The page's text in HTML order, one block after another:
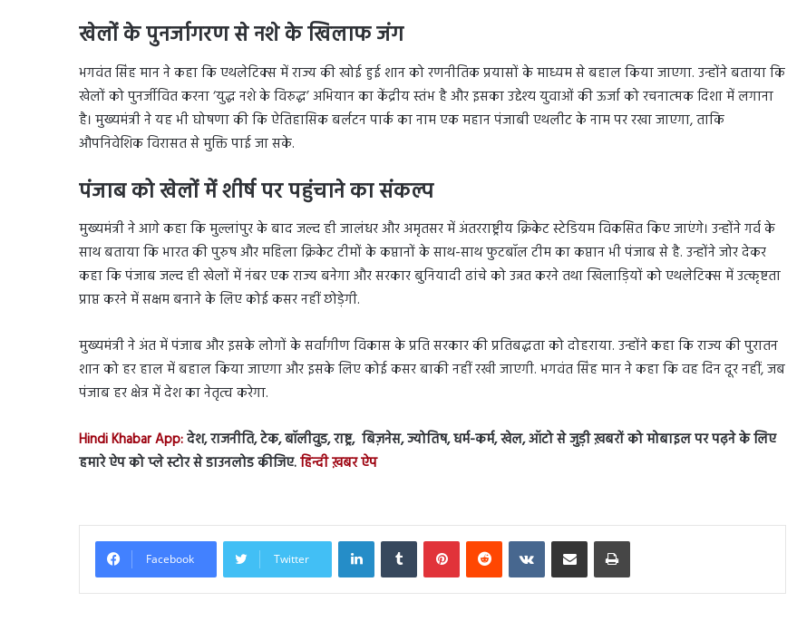
खेलों के पुनर्जागरण से नशे के खिलाफ जंग
भगवंत सिंह मान ने कहा कि एथलेटिक्स में राज्य की खोई हुई शान को रणनीतिक प्रयासों के माध्यम से बहाल किया जाएगा. उन्होंने बताया कि
खेलों को पुनर्जीवित करना ‘युद्ध नशे के विरुद्ध’ अभियान का केंद्रीय स्तंभ है और इसका उद्देश्य युवाओं की ऊर्जा को रचनात्मक दिशा में लगाना
है। मुख्यमंत्री ने यह भी घोषणा की कि ऐतिहासिक बर्लटन पार्क का नाम एक महान पंजाबी एथलीट के नाम पर रखा जाएगा, ताकि
औपनिवेशिक विरासत से मुक्ति पाई जा सके.
पंजाब को खेलों में शीर्ष पर पहुंचाने का संकल्प
मुख्यमंत्री ने आगे कहा कि मुल्लांपुर के बाद जल्द ही जालंधर और अमृतसर में अंतरराष्ट्रीय क्रिकेट स्टेडियम विकसित किए जाएंगे। उन्होंने गर्व के
साथ बताया कि भारत की पुरुष और महिला क्रिकेट टीमों के कप्तानों के साथ-साथ फुटबॉल टीम का कप्तान भी पंजाब से है. उन्होंने जोर देकर
कहा कि पंजाब जल्द ही खेलों में नंबर एक राज्य बनेगा और सरकार बुनियादी ढांचे को उन्नत करने तथा खिलाड़ियों को एथलेटिक्स में उत्कृष्टता
प्राप्त करने में सक्षम बनाने के लिए कोई कसर नहीं छोड़ेगी.
मुख्यमंत्री ने अंत में पंजाब और इसके लोगों के सर्वांगीण विकास के प्रति सरकार की प्रतिबद्धता को दोहराया. उन्होंने कहा कि राज्य की पुरातन
शान को हर हाल में बहाल किया जाएगा और इसके लिए कोई कसर बाकी नहीं रखी जाएगी. भगवंत सिंह मान ने कहा कि वह दिन दूर नहीं, जब
पंजाब हर क्षेत्र में देश का नेतृत्व करेगा.
Hindi Khabar App:देश, राजनीति, टेक, बॉलीवुड, राष्ट्र, बिज़नेस, ज्योतिष, धर्म-कर्म, खेल, ऑटो से जुड़ी ख़बरों को मोबाइल पर पढ़ने के लिए
हमारे ऐप को प्ले स्टोर से डाउनलोड कीजिए.हिन्दी ख़बर ऐप
Facebook Twitter
LinkedInTumblr PinterestReddit VKontakteShare via Email Print